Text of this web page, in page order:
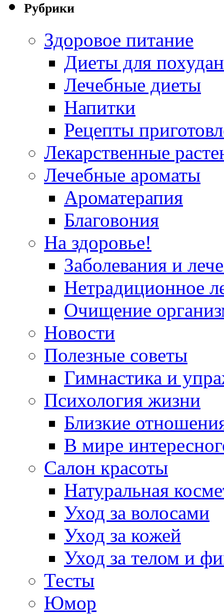
Рубрики
Здоровое питание
Диеты для
Лечебные диеты
Напитки
Рецепты
Лекарственные
Лечебные ароматы
Ароматерапия
Благовония
На здоровье!
Заболевания и
Нетрадиционное
Очищение
Новости
Полезные советы
Гимнастика и
Психология жизни
Близкие
В мире
Салон красоты
Натуральная
Уход за волосами
Уход за кожей
Уход за телом и
Тесты
Юмор